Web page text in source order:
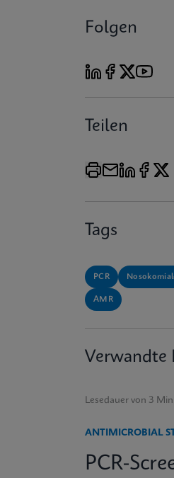
Folgen
Teilen
Tags
PCR
AMR
Verwandte
Lesedauer von 3 Min.
ANTIMICROBIAL
PCR-